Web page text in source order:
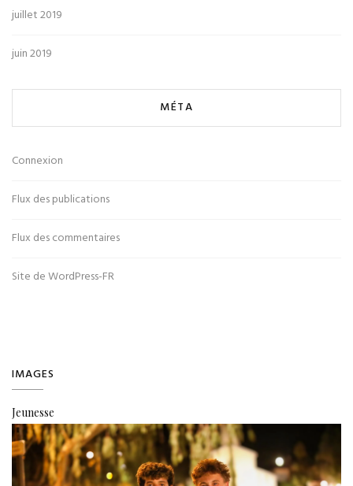
juillet 2019
juin 2019
MÉTA
Connexion
Flux des publications
Flux des commentaires
Site de WordPress-FR
IMAGES
Jeunesse